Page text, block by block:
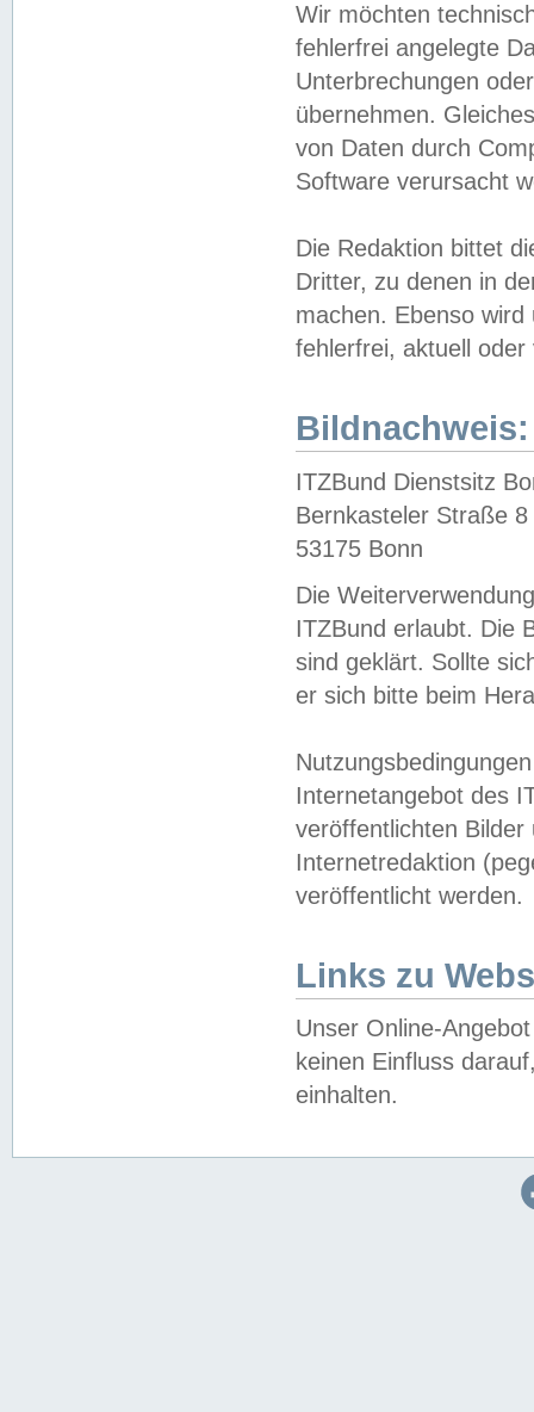
Wir möchten
fehlerfrei angelegte
Unterbrechungen
übernehmen.
von Daten durch
Software verursacht
Die Redaktion bittet
Dritter, zu denen in
machen. Ebenso
fehlerfrei, aktuell oder
Bildnachweis:
ITZBund Dienstsitz
Bernkasteler Straße 8
53175 Bonn
Die
ITZBund erlaubt. Die
sind geklärt. Sollte
er sich bitte beim
Internetangebot des
veröffentlichten
Internetredaktion
veröffentlicht werden.
Links zu
Unser Online-
keinen Einfluss
einhalten.